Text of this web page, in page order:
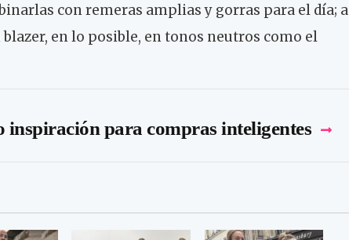
con remeras amplias y gorras para el día; a
en lo posible, en tonos neutros como el
inspiración para compras inteligentes